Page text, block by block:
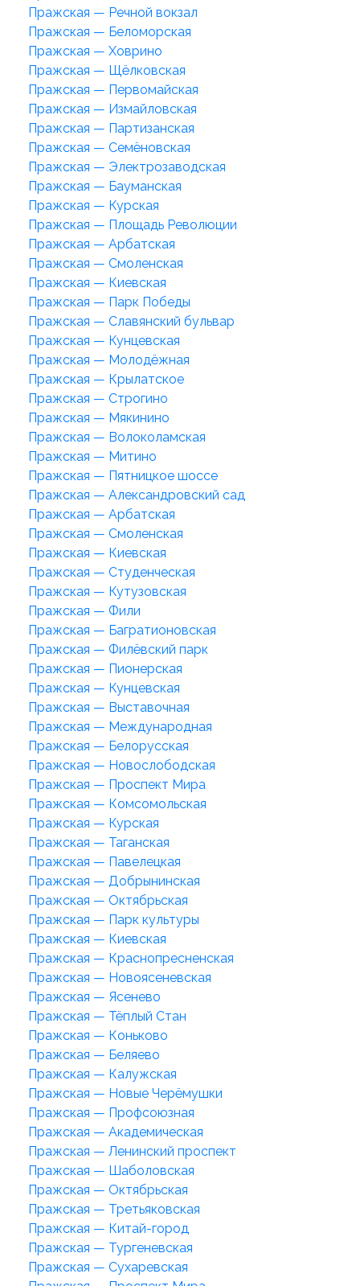
Пражская — Речной вокзал
Пражская — Беломорская
Пражская — Ховрино
Пражская — Щёлковская
Пражская — Первомайская
Пражская — Измайловская
Пражская — Партизанская
Пражская — Семёновская
Пражская — Электрозаводская
Пражская — Бауманская
Пражская — Курская
Пражская — Площадь Революции
Пражская — Арбатская
Пражская — Смоленская
Пражская — Киевская
Пражская — Парк Победы
Пражская — Славянский бульвар
Пражская — Кунцевская
Пражская — Молодёжная
Пражская — Крылатское
Пражская — Строгино
Пражская — Мякинино
Пражская — Волоколамская
Пражская — Митино
Пражская — Пятницкое шоссе
Пражская — Александровский сад
Пражская — Арбатская
Пражская — Смоленская
Пражская — Киевская
Пражская — Студенческая
Пражская — Кутузовская
Пражская — Фили
Пражская — Багратионовская
Пражская — Филёвский парк
Пражская — Пионерская
Пражская — Кунцевская
Пражская — Выставочная
Пражская — Международная
Пражская — Белорусская
Пражская — Новослободская
Пражская — Проспект Мира
Пражская — Комсомольская
Пражская — Курская
Пражская — Таганская
Пражская — Павелецкая
Пражская — Добрынинская
Пражская — Октябрьская
Пражская — Парк культуры
Пражская — Киевская
Пражская — Краснопресненская
Пражская — Новоясеневская
Пражская — Ясенево
Пражская — Тёплый Стан
Пражская — Коньково
Пражская — Беляево
Пражская — Калужская
Пражская — Новые Черёмушки
Пражская — Профсоюзная
Пражская — Академическая
Пражская — Ленинский проспект
Пражская — Шаболовская
Пражская — Октябрьская
Пражская — Третьяковская
Пражская — Китай-город
Пражская — Тургеневская
Пражская — Сухаревская